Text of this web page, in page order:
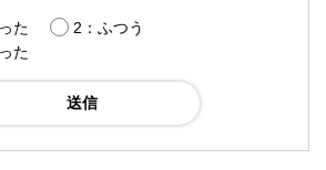
た
2：ふつう
た